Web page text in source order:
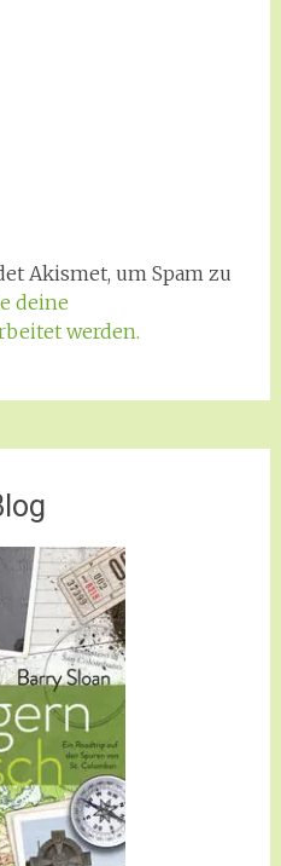
Akismet, um Spam zu
deine
werden.